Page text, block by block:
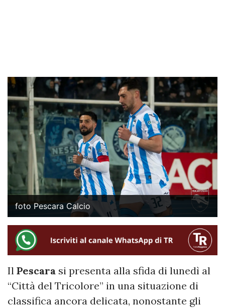
foto Pescara Calcio
Il Pescara si presenta alla sfida di lunedì al
“Città del Tricolore” in una situazione di
classifica ancora delicata, nonostante gli